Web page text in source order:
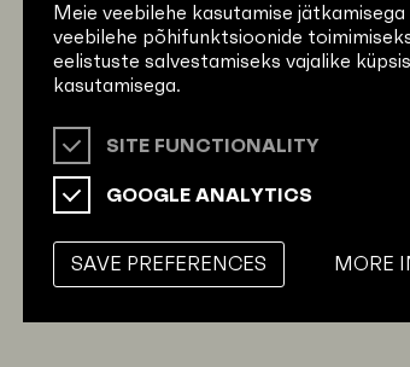
Meie veebilehe kasutamise
veebilehe põhifunktsioonide
eelistuste salvestamiseks vajalike
kasutamisega.
SITE FUNCTIONALITY
GOOGLE ANALYTICS
SAVE PREFERENCES MORE